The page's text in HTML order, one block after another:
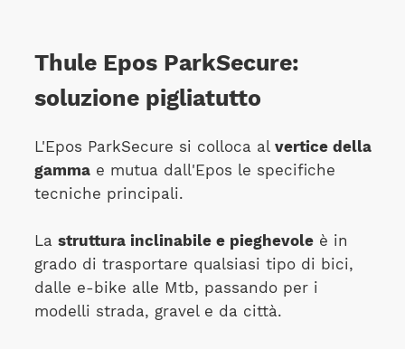
Thule Epos ParkSecure:
soluzione pigliatutto
L'Epos ParkSecure si colloca al vertice della
gammae mutua dall'Epos le specifiche
tecniche principali.
La struttura inclinabile e pieghevoleè in
grado di trasportare qualsiasi tipo di bici,
dalle e-bike alle Mtb, passando per i
modelli strada, gravel e da città.